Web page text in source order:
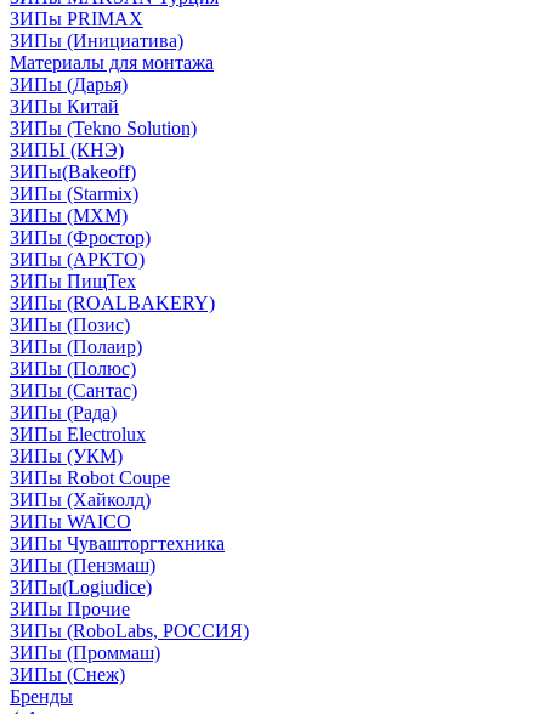
ЗИПы PRIMAX
ЗИПы (Инициатива)
Материалы для монтажа
ЗИПы (Дарья)
ЗИПы Китай
ЗИПы (Tekno Solution)
ЗИПЫ (КНЭ)
ЗИПы(Bakeoff)
ЗИПы (Starmix)
ЗИПы (МХМ)
ЗИПы (Фростор)
ЗИПы (АРКТО)
ЗИПы ПищТех
ЗИПы (ROALBAKERY)
ЗИПы (Позис)
ЗИПы (Полаир)
ЗИПы (Полюс)
ЗИПы (Сантас)
ЗИПы (Рада)
ЗИПы Electrolux
ЗИПы (УКМ)
ЗИПы Robot Coupe
ЗИПы (Хайколд)
ЗИПы WAICO
ЗИПы Чувашторгтехника
ЗИПы (Пензмаш)
ЗИПы(Logiudice)
ЗИПы Прочие
ЗИПы (RoboLabs, РОССИЯ)
ЗИПы (Проммаш)
ЗИПы (Снеж)
Бренды